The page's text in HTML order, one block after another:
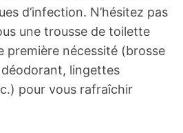
d’infection. N’hésitez pas
une trousse de toilette
première nécessité (brosse
lingettes
pour vous rafraîchir